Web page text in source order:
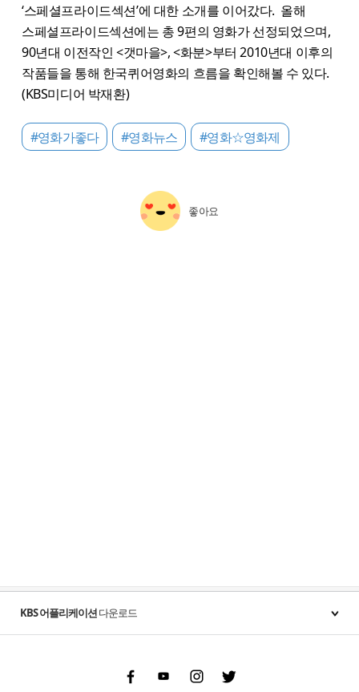
‘스페셜프라이드섹션’에 대한 소개를 이어갔다. 올해
스페셜프라이드섹션에는 총 9편의 영화가 선정되었으며,
90년대 이전작인 <갯마을>, <화분>부터 2010년대 이후의
작품들을 통해 한국퀴어영화의 흐름을 확인해볼 수 있다.
(KBS미디어 박재환)
#영화가좋다 #영화뉴스 #영화☆영화제
좋아요
KBS 어플리케이션다운로드
FacebookYoutubeInstgram